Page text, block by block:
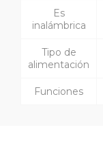
Es
inalámbrica
Tipo de
alimentación
Funciones